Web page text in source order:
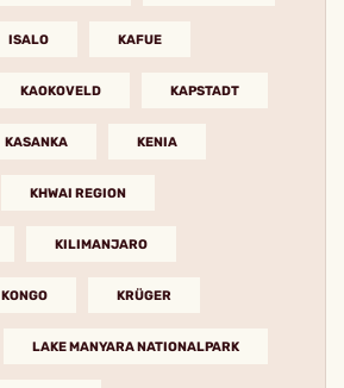
ISALO KAFUE
KAOKOVELD KAPSTADT
KASANKA KENIA
KHWAI REGION
KILIMANJARO
KONGO KRÜGER
LAKE MANYARA NATIONALPARK